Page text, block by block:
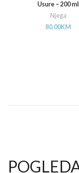
Usure – 200 ml
Njega
80.00KM